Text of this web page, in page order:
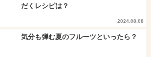
だくレシピは？
2024.08.08
気分も弾む夏のフルーツといったら？